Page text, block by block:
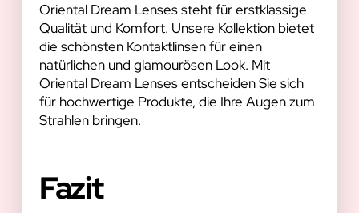
Oriental Dream Lenses steht für erstklassige
Qualität und Komfort. Unsere Kollektion bietet
die schönsten Kontaktlinsen für einen
natürlichen und glamourösen Look. Mit
Oriental Dream Lenses entscheiden Sie sich
für hochwertige Produkte, die Ihre Augen zum
Strahlen bringen.
Fazit